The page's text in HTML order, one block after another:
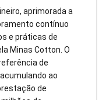
aprimorada a
contínuo
e práticas de
Minas Cotton. O
de
ao
de